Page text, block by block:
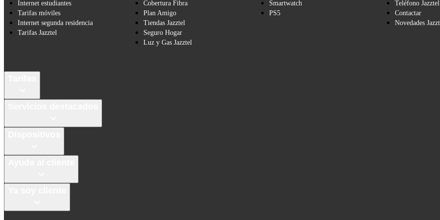
Internet estudiantes
Tarifas móviles
Internet segunda residencia
Tarifas Jazztel
Cobertura Fibra
Plan Amigo
Tiendas Jazztel
Seguro Hogar
Luz y Gas Jazztel
Smartwatch
PS5
Teléfono Jazztel
Contactar
Novedades